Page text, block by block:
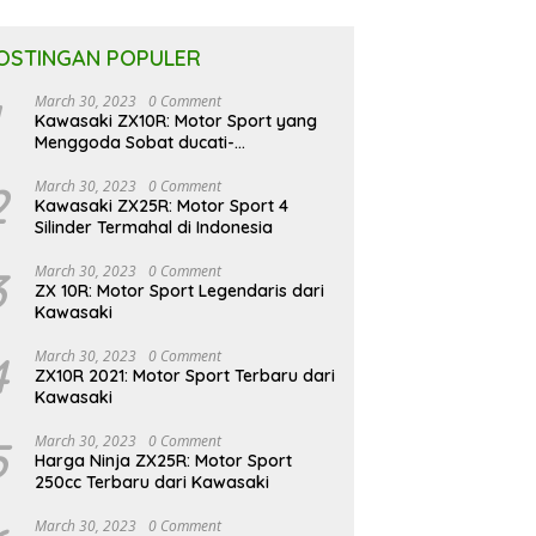
POPULER
March 30, 2023 0 Comment
Kawasaki ZX10R: Motor Sport yang
Menggoda Sobat ducati-
March 30, 2023 0 Comment
Kawasaki ZX25R: Motor Sport 4
Silinder Termahal di Indonesia
March 30, 2023 0 Comment
ZX 10R: Motor Sport Legendaris dari
Kawasaki
March 30, 2023 0 Comment
ZX10R 2021: Motor Sport Terbaru dari
Kawasaki
March 30, 2023 0 Comment
Harga Ninja ZX25R: Motor Sport
250cc Terbaru dari Kawasaki
March 30, 2023 0 Comment